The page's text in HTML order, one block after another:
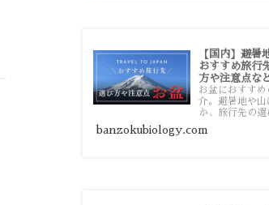
【国内】避暑
おすすめ旅行
方や注意点な
お盆におすす
介。避暑地や
か、旅行先の
注意点、比較
おすすめスポッ
banzokubiology.com